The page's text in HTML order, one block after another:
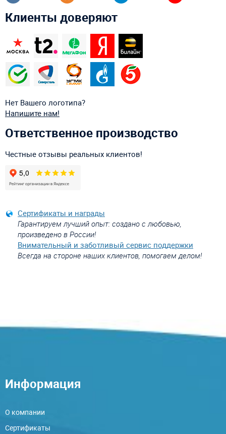
Клиенты доверяют
Нет Вашего логотипа?
Напишите нам!
Ответственное производство
Честные отзывы реальных клиентов!
Сертификаты и награды
Гарантируем лучший опыт: создано с любовью,
произведено в России!
Внимательный и заботливый сервис поддержки
Всегда на стороне наших клиентов, помогаем делом!
Информация
О компании
Сертификаты